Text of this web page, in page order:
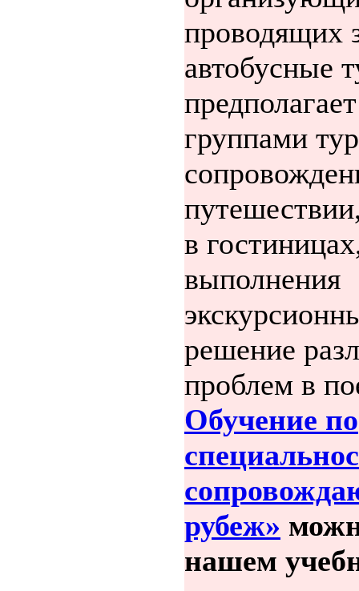
проводящих
автобусные
группами
в
выполнения
решение
проблем в
Обучение по
рубеж»
нашем